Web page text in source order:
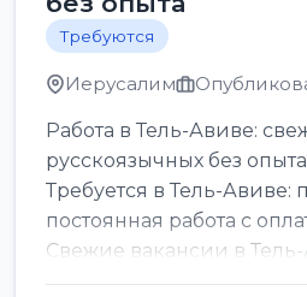
Требуются
Иерусалим
Работа в Тель-Авиве:
русскоязычных без
Требуется в Тель-Авиве:
постоянная работа с
Свежие вакансии в
мужчин и женщин от